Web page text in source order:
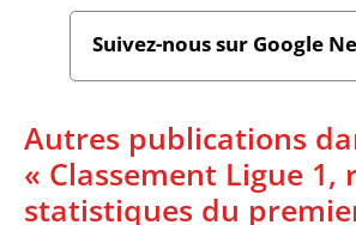
Suivez-nous sur Google
Autres publications
« Classement Ligue 1,
statistiques du